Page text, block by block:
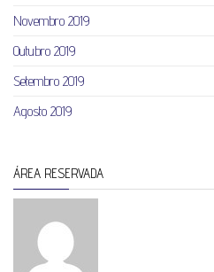
Novembro 2019
Outubro 2019
Setembro 2019
Agosto 2019
ÁREA RESERVADA